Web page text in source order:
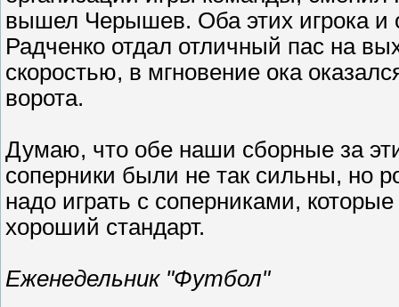
вышел Черышев. Оба этих игрока и
Радченко отдал отличный пас на
скоростью, в мгновение ока
ворота.
Думаю, что обе наши сборные за
соперники были не так сильны, но
надо играть с соперниками,
хороший стандарт.
Еженедельник "Футбол"